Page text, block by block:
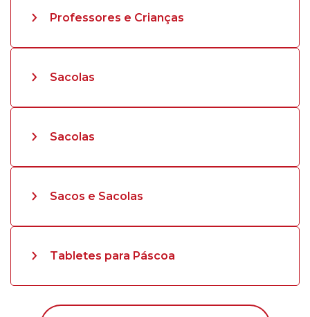
Professores e Crianças
Sacolas
Sacolas
Sacos e Sacolas
Tabletes para Páscoa